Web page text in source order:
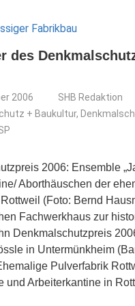
des
2006
SHB Redaktion
+ Baukultur,
2006: Ensemble
Aborthäuschen der
(Foto: Bernd
Fachwerkhaus zur
Denkmalschutzpreis
in Untermünkheim
Pulverfabrik
und Arbeiterkantine in